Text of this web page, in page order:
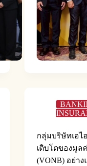
กลุ่มบริษัทเอไ
เติบโตของมูล
(VONB) อย่า